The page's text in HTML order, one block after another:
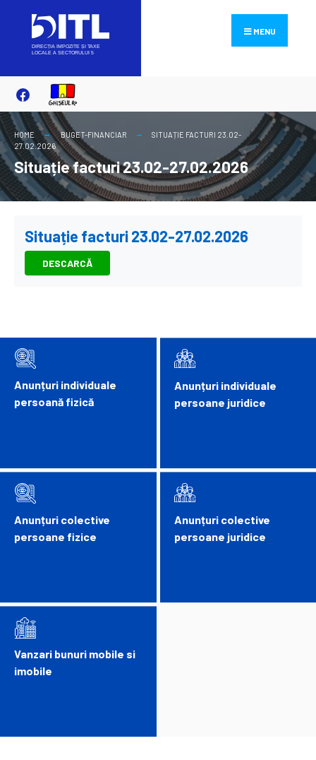
content
MENU
HOME BUGET-FINANCIAR
SITUAȚIE FACTURI 23.02-
27.02.2026
Situație facturi 23.02-27.02.2026
Situație facturi 23.02-27.02.2026
DESCARCĂ
Anunțuri individuale
persoană fizică
Anunțuri colective
persoane fizice
Vanzari bunuri mobile si
imobile
Anunțuri individuale
persoane juridice
Anunțuri colective
persoane juridice
for: